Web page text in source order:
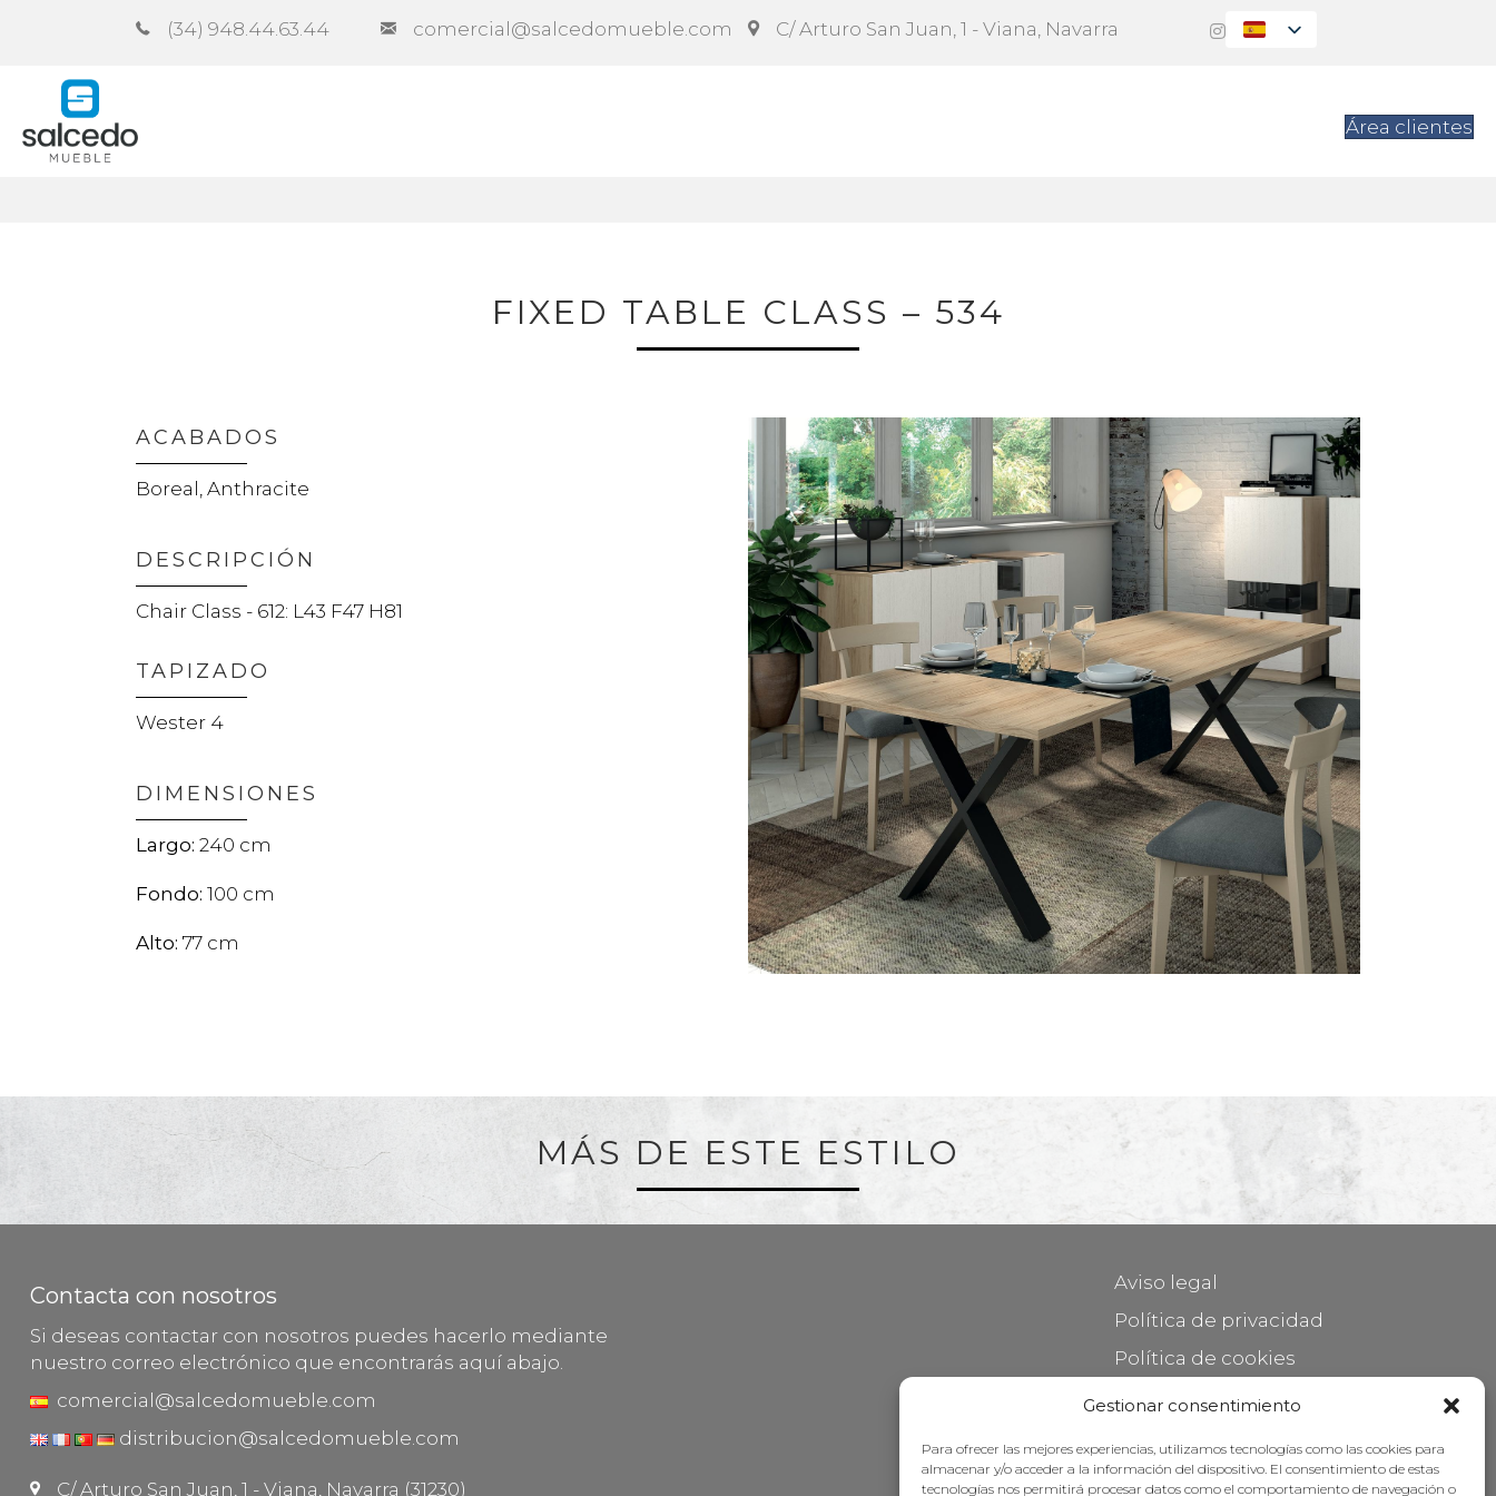
Gestionar consentimiento
Para ofrecer las mejores experiencias, utilizamos tecnologías como las cookies para
almacenar y/o acceder a la información del dispositivo. El consentimiento de estas
tecnologías nos permitirá procesar datos como el comportamiento de navegación o
(34) 948.44.63.44 comercial@salcedomueble.com C/ Arturo San Juan, 1 - Viana, Navarra
Área clientes
FIXED TABLE CLASS – 534
ACABADOS
Boreal, Anthracite
DESCRIPCIÓN
Chair Class - 612: L43 F47 H81
TAPIZADO
Wester 4
DIMENSIONES
240
100
77
MÁS DE ESTE ESTILO
Contacta con nosotros
Si deseas contactar con nosotros puedes hacerlo mediante
nuestro correo electrónico que encontrarás aquí abajo.
comercial@salcedomueble.com
distribucion@salcedomueble.com
C/ Arturo San Juan, 1 - Viana, Navarra (31230)
Aviso legal
Política de privacidad
Política de cookies
Mantener su mueble